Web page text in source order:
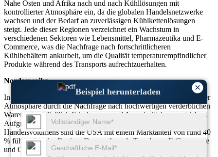
×
Beispiel herunterladen
Nahe Osten und Afrika nach und nach Kühllösungen mit
kontrollierter Atmosphäre ein, da die globalen Handelsnetzwerke
wachsen und der Bedarf an zuverlässigen Kühlkettenlösungen
steigt. Jede dieser Regionen verzeichnet ein Wachstum in
verschiedenen Sektoren wie Lebensmittel, Pharmazeutika und E-
Commerce, was die Nachfrage nach fortschrittlicheren
Kühlbehältern ankurbelt, um die Qualität temperaturempfindlicher
Produkte während des Transports aufrechtzuerhalten.
Nordamerika
In Nordamerika wird der Markt für Kühlcontainer mit kontrollierter
Atmosphäre durch die Nachfrage nach hochwertigen verderblichen
Waren, einschließlich Frischwaren und Arzneimitteln, angetrieben.
Aufgrund ihrer robusten Infrastruktur und des hohen
Handelsvolumens sind die USA mit einem Marktanteil von rund 40
% führend in der Region. Der wachsende Trend zum E-Commerce
und Online-Lebensmitteleinkauf hat auch den Bedarf an